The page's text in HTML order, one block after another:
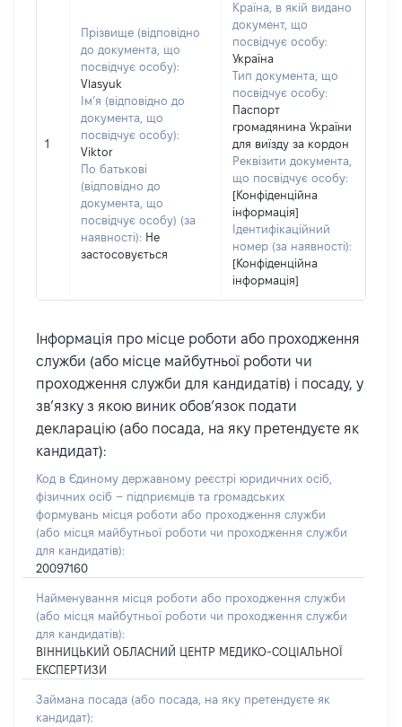
1
Прізвище (відповідно
до документа, що
посвідчує особу):
Vlasyuk
Ім’я (відповідно до
документа, що
посвідчує особу):
Viktor
По батькові
(відповідно до
документа, що
посвідчує особу) (за
наявності): Не
застосовується
Країна, в якій видано
документ, що
посвідчує особу:
Україна
Тип документа, що
посвідчує особу:
Паспорт
громадянина України
для виїзду за кордон
Реквізити документа,
що посвідчує особу:
[Конфіденційна
інформація]
Ідентифікаційний
номер (за наявності):
[Конфіденційна
інформація]
Інформація про місце роботи або проходження
служби (або місце майбутньої роботи чи
проходження служби для кандидатів) і посаду, у
зв’язку з якою виник обов’язок подати
декларацію (або посада, на яку претендуєте як
кандидат):
Код в Єдиному державному реєстрі юридичних осіб,
фізичних осіб – підприємців та громадських
формувань місця роботи або проходження служби
(або місця майбутньої роботи чи проходження служби
для кандидатів):
20097160
Найменування місця роботи або проходження служби
(або місця майбутньої роботи чи проходження служби
для кандидатів):
ВІННИЦЬКИЙ ОБЛАСНИЙ ЦЕНТР МЕДИКО-СОЦІАЛЬНОЇ
ЕКСПЕРТИЗИ
Займана посада (або посада, на яку претендуєте як
кандидат):